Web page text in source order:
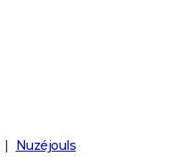
Nuzéjouls